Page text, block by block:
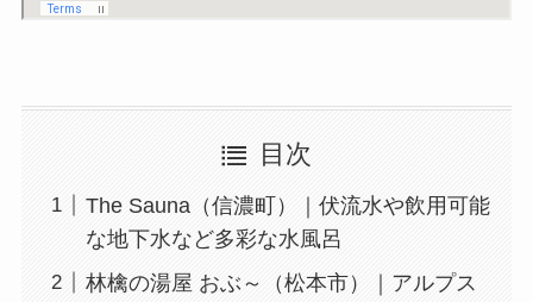
目次
The Sauna（信濃町）｜伏流水や飲用可能
な地下水など多彩な水風呂
林檎の湯屋 おぶ～（松本市）｜アルプス